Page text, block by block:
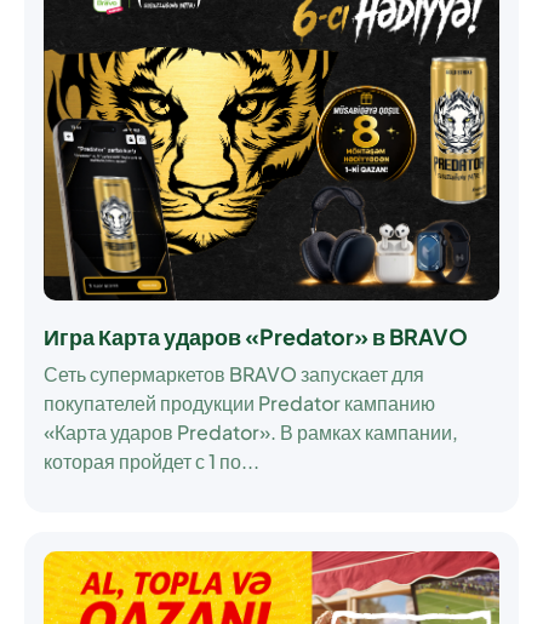
Игра Карта ударов «Predator» в BRAVO
Сеть супермаркетов BRAVO запускает для
покупателей продукции Predator кампанию
«Карта ударов Predator». В рамках кампании,
которая пройдетс 1 по...